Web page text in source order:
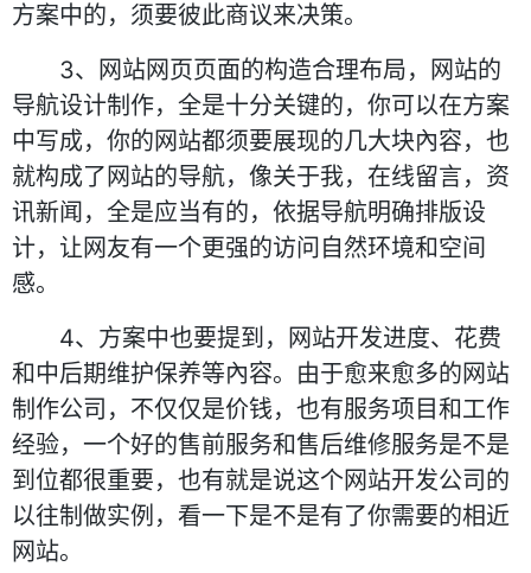
方案中的，须要彼此商议来决策。
3、网站网页页面的构造合理布局，网站的
导航设计制作，全是十分关键的，你可以在方案
中写成，你的网站都须要展现的几大块內容，也
就构成了网站的导航，像关于我，在线留言，资
讯新闻，全是应当有的，依据导航明确排版设
计，让网友有一个更强的访问自然环境和空间
感。
4、方案中也要提到，网站开发进度、花费
和中后期维护保养等內容。由于愈来愈多的网站
制作公司，不仅仅是价钱，也有服务项目和工作
经验，一个好的售前服务和售后维修服务是不是
到位都很重要，也有就是说这个网站开发公司的
以往制做实例，看一下是不是有了你需要的相近
网站。